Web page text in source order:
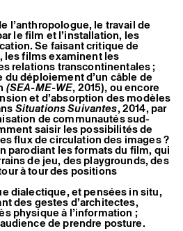
venir
et artistes associé·es
l’anthropologue, le travail de
le film et l’installation, les
Se faisant critique de
les films examinent les
relations transcontinentales ;
du déploiement d’un câble de
(SEA-ME-WE, 2015), ou encore
et d’absorption des modèles
Situations Suivantes, 2014, par
de communautés sud-
saisir les possibilités de
flux de circulation des images ?
parodiant les formats du film, qui
de jeu, des playgrounds, des
à tour des positions
dialectique, et pensées in situ,
des gestes d’architectes,
physique à l’information ;
de prendre posture.